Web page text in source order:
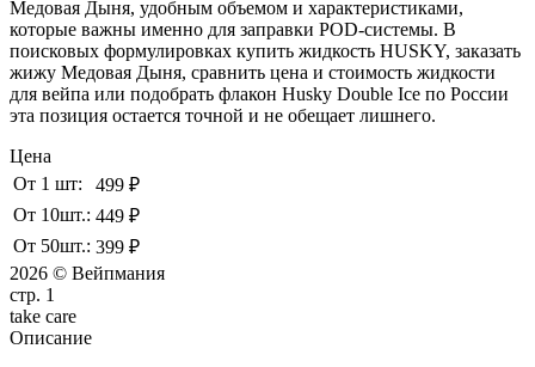
Медовая Дыня, удобным объемом и характеристиками,
которые важны именно для заправки POD-системы. В
поисковых формулировках купить жидкость HUSKY, заказать
жижу Медовая Дыня, сравнить цена и стоимость жидкости
для вейпа или подобрать флакон Husky Double Ice по России
эта позиция остается точной и не обещает лишнего.
Цена
От 1 шт:
499 ₽
От 10шт.: 449 ₽
От 50шт.: 399 ₽
2026 © Вейпмания
стр. 1
take care
Описание